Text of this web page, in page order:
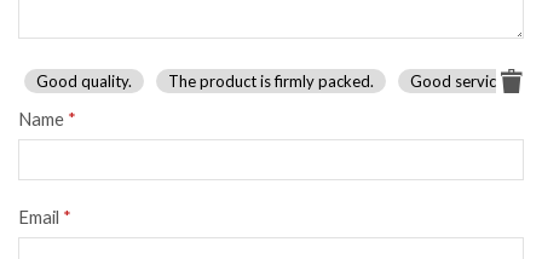
Good quality. The product is firmly packed. Good service.
Name *
Email *